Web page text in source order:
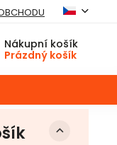
Nákupní košík
Prázdný košík